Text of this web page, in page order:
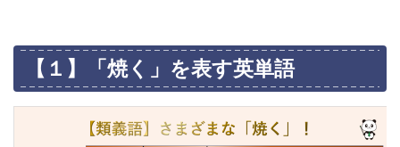
【１】「焼く」を表す英単語